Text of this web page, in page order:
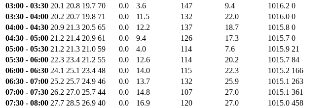
03:00 - 03:30 20.1 20.8 19.7 70 0.0 3.6 147 9.4 1016.2 0
03:30 - 04:00 20.2 20.7 19.8 71 0.0 11.5 132 22.0 1016.0 0
04:00 - 04:30 20.9 21.3 20.5 65 0.0 12.2 137 18.7 1015.8 0
04:30 - 05:00 21.2 21.4 20.9 61 0.0 9.4 126 17.3 1015.7 0
05:00 - 05:30 21.2 21.3 21.0 59 0.0 4.0 114 7.6 1015.9 21
05:30 - 06:00 22.3 23.4 21.2 55 0.0 12.6 114 20.2 1015.7 84
06:00 - 06:30 24.1 25.1 23.4 48 0.0 14.0 115 22.3 1015.2 166
06:30 - 07:00 25.2 25.7 24.9 46 0.0 13.7 132 25.9 1015.1 263
07:00 - 07:30 26.2 27.0 25.7 44 0.0 14.8 107 27.0 1015.1 361
07:30 - 08:00 27.7 28.5 26.9 40 0.0 16.9 120 27.0 1015.0 458